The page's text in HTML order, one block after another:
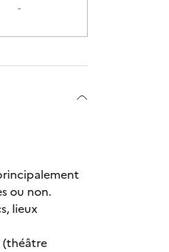
-
ou non.
lieux
(théâtre